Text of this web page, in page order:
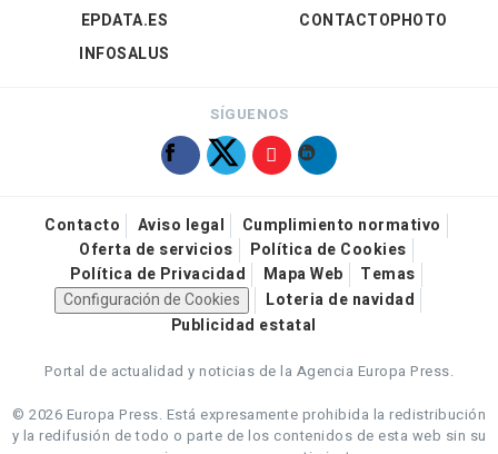
EPDATA.ES
INFOSALUS
CONTACTOPHOTO
SÍGUENOS
Contacto Aviso legal
Cumplimiento normativo
Oferta de servicios
Política de Cookies
Política de Privacidad
Mapa Web
Temas
Configuración de Cookies
Loteria de navidad
Publicidad estatal
Portal de actualidad y noticias de la Agencia Europa Press.
© 2026 Europa Press. Está expresamente prohibida la redistribución
y la redifusión de todo o parte de los contenidos de esta web sin su